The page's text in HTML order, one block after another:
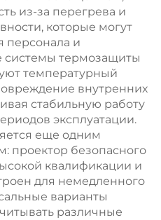
из-за перегрева и
которые могут
персонала и
системы термозащиты
температурный
внутренних
стабильную работу
эксплуатации.
еще одним
проектор безопасного
квалификации и
для немедленного
варианты
различные